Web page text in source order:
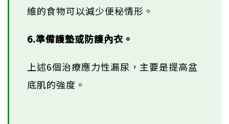
維的食物可以減少便秘情形。
6.準備護墊或防護內衣。
上述6個治療應力性漏尿，主要是提高盆
底肌的強度。